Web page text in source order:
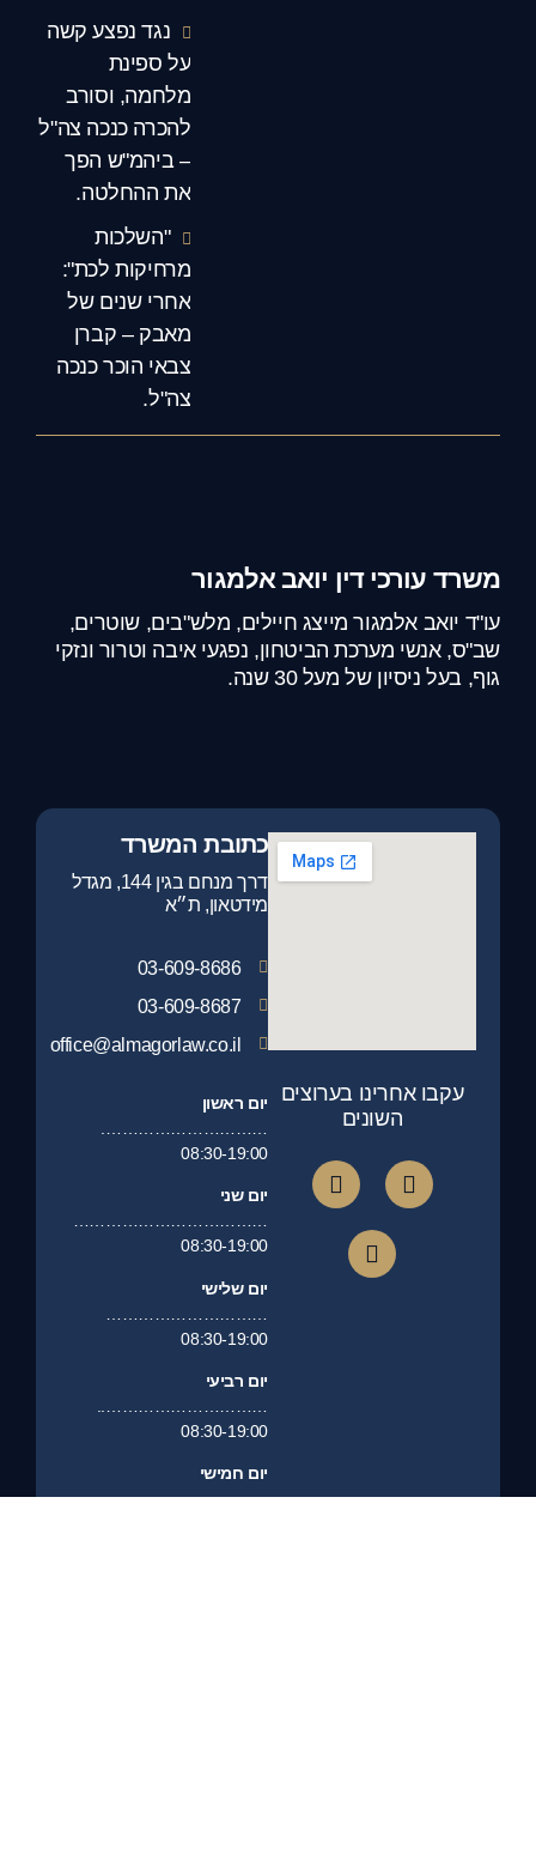
משרד עורכי דין יואב אלמגור
עו"ד יואב אלמגור מייצג חיילים, מלש"בים, שוטרים,
שב"ס, אנשי מערכת הביטחון, נפגעי איבה וטרור ונזקי
גוף, בעל ניסיון של מעל 30 שנה.
עקבו אחרינו בערוצים
השונים
כתובת המשרד
דרך מנחם בגין 144, מגדל
מידטאון, ת״א
03-609-8686
03-609-8687
office@almagorlaw.co.il
יום ראשון
08:30-19:00
יום שני
………………………………
08:30-19:00
יום שלישי
08:30-19:00
יום רביעי
08:30-19:00
יום חמישי
…………………………
נגד נפצע קשה
על ספינת
מלחמה, וסורב
להכרה כנכה צה"ל
– ביהמ"ש הפך
את ההחלטה.
"השלכות
מרחיקות לכת":
אחרי שנים של
מאבק – קברן
צבאי הוכר כנכה
צה"ל.